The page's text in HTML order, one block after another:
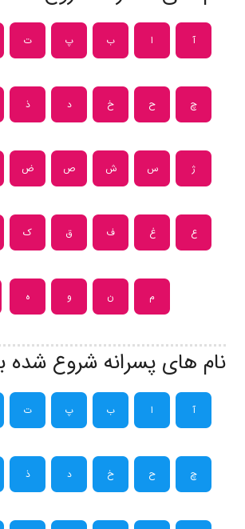
آ ا ب پ ت
چ ح خ د ذ
ژ س ش ص ض
ع غ ف ق ک
م ن و ه
نام های پسرانه شروع شده
آ ا ب پ ت
چ ح خ د ذ